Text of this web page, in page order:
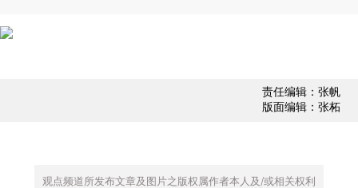
责任编辑：张帆
版面编辑：张柘
观点频道所发布文章及图片之版权属作者本人及/或相关权利